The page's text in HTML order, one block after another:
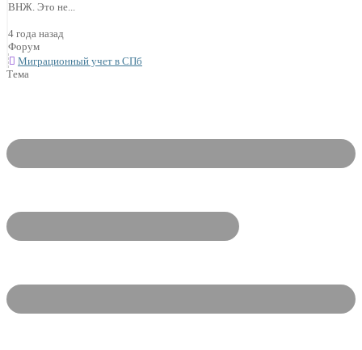
ВНЖ. Это не...
4 года назад
Форум
Миграционный учет в СПб
Тема